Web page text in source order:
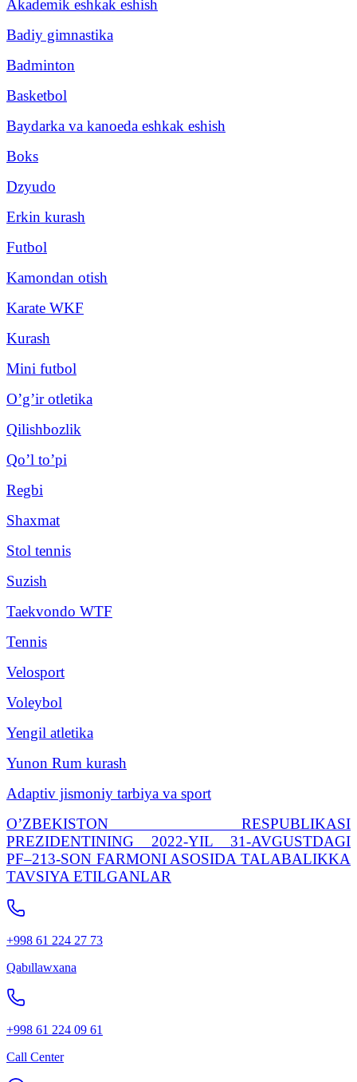
Akademik eshkak eshish
Badiy gimnastika
Badminton
Basketbol
Baydarka va kanoeda eshkak eshish
Boks
Dzyudo
Erkin kurash
Futbol
Kamondan otish
Karate WKF
Kurash
Mini futbol
O’g’ir otletika
Qilishbozlik
Qo’l to’pi
Regbi
Shaxmat
Stol tennis
Suzish
Taekvondo WTF
Tennis
Velosport
Voleybol
Yengil atletika
Yunon Rum kurash
Adaptiv jismoniy tarbiya va sport
O’ZBEKISTON RESPUBLIKASI
PREZIDENTINING 2022-YIL 31-AVGUSTDAGI
PF–213-SON FARMONI ASOSIDA TALABALIKKA
TAVSIYA ETILGANLAR
+998 61 224 27 73
Qabıllawxana
+998 61 224 09 61
Call Center